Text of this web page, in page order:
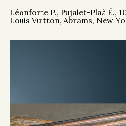
Léonforte P., Pujalet-Plaà É.,
Louis Vuitton, Abrams, New